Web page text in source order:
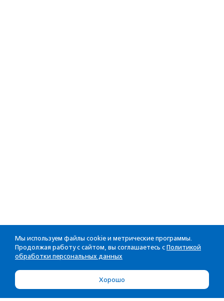
Мы используем файлы cookie и метрические программы.
Продолжая работу с сайтом, вы соглашаетесь с Политикой
обработки персональных данных
Хорошо